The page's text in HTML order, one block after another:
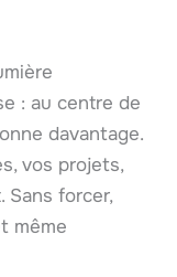
: au centre de
davantage.
vos projets,
Sans forcer,
même